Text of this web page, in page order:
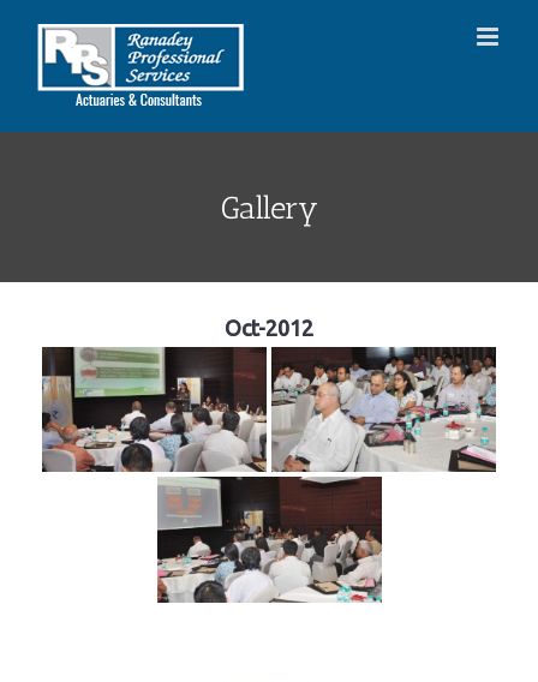
Gallery
Oct-2012